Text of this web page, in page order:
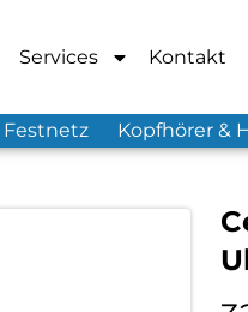
Services Kontakt
Festnetz Kopfhörer &